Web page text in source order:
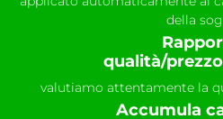
della
qualità/
valutiamo attentamente la
Accumula